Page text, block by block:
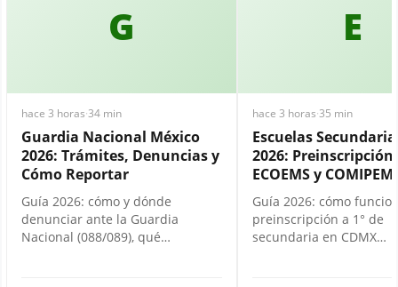
G
hace 3 horas·34 min
Guardia Nacional México
2026: Trámites, Denuncias y
Cómo Reportar
Guía 2026: cómo y dónde
denunciar ante la Guardia
Nacional (088/089), qué…
E
hace 3 horas·35 min
Escuelas
2026: Preinscripción,
ECOEMS y
Guía 2026: cómo
preinscripción a 1° de
secundaria en CDMX…